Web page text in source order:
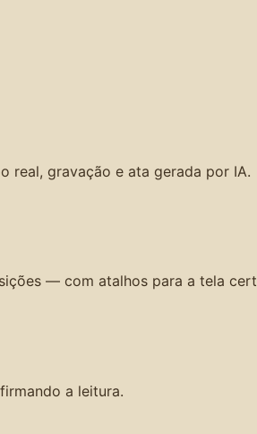
real, gravação e ata gerada por IA.
— com atalhos para a tela
a leitura.